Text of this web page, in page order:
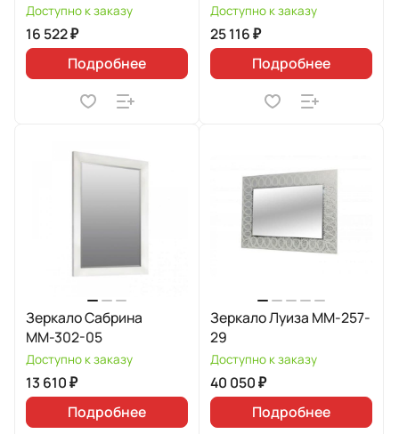
Доступно к заказу
16 522 ₽
Подробнее
Доступно к заказу
25 116 ₽
Подробнее
Зеркало Сабрина
ММ-302-05
Доступно к заказу
13 610 ₽
Подробнее
Зеркало Луиза MM-257-
29
Доступно к заказу
40 050 ₽
Подробнее